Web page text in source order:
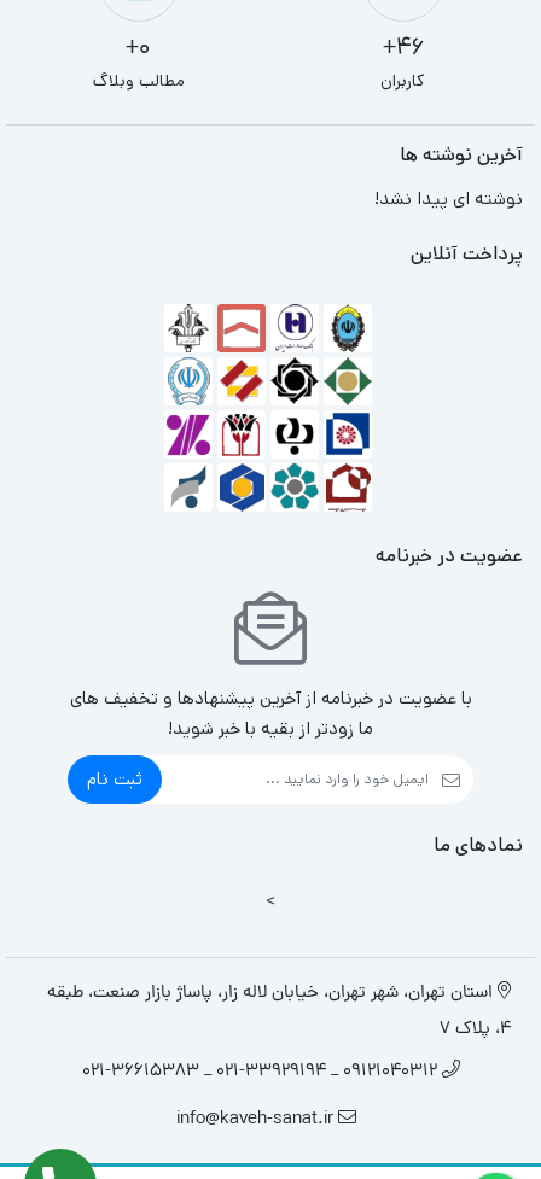
46+
کاربران
0+
مطالب وبلاگ
آخرین نوشته ها
نوشته ای پیدا نشد!
پرداخت آنلاین
عضویت در خبرنامه
با عضویت در خبرنامه از آخرین پیشنهادها و تخفیف های
ما زودتر از بقیه با خبر شوید!
ثبت نام
نمادهای ما
>
استان تهران، شهر تهران، خیابان لاله زار، پاساژ بازار صنعت، طبقه
4، پلاک 7
09121040312 _ 021-33929194 _ 021-36615383
info@kaveh-sanat.ir